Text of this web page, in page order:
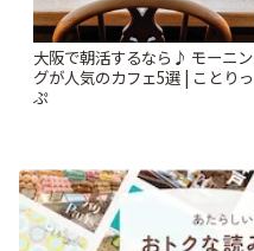
大阪で朝活するなら♪ モーニン
グが人気のカフェ5選 | ことりっ
ぷ